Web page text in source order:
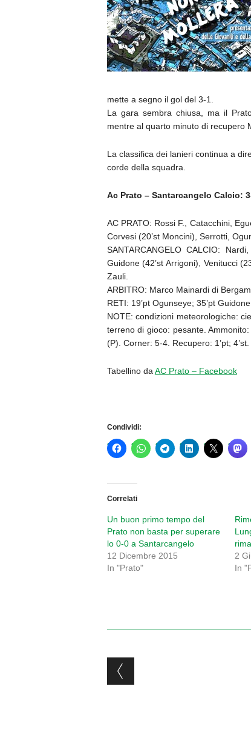
mette a segno il gol del 3-1.
La gara sembra chiusa, ma il
mentre al quarto minuto di recupero
La classifica dei lanieri continua a
corde della squadra.
Ac Prato – Santarcangelo Calcio:
AC PRATO: Rossi F., Catacchini,
Corvesi (20’st Moncini), Serrotti,
SANTARCANGELO CALCIO:
Guidone (42’st Arrigoni), Venitucci
Zauli.
ARBITRO: Marco Mainardi di
RETI: 19’pt Ogunseye; 35’pt
NOTE: condizioni meteorologiche:
terreno di gioco: pesante. Ammonito:
(P). Corner: 5-4. Recupero: 1’pt; 4’st.
Tabellino daAC Prato – Facebook
Condividi:
Correlati
Un buon primo tempo del
Prato non basta per superare
lo 0-0 a Santarcangelo
12 Dicembre 2015
In "Prato"
2
In
Post navigation